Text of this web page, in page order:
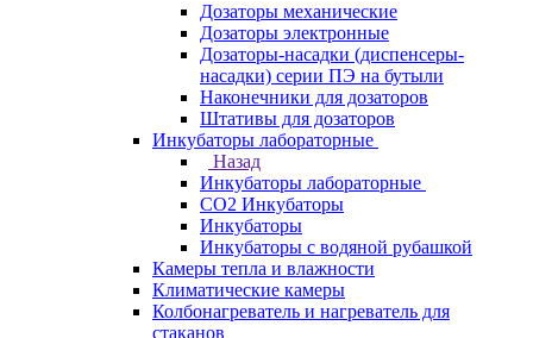
Дозаторы механические
Дозаторы электронные
Дозаторы-насадки (диспенсеры-
насадки) серии ПЭ на бутыли
Наконечники для дозаторов
Штативы для дозаторов
Инкубаторы лабораторные
Назад
Инкубаторы лабораторные
CO2 Инкубаторы
Инкубаторы
Инкубаторы с водяной рубашкой
Камеры тепла и влажности
Климатические камеры
Колбонагреватель и нагреватель для
стаканов